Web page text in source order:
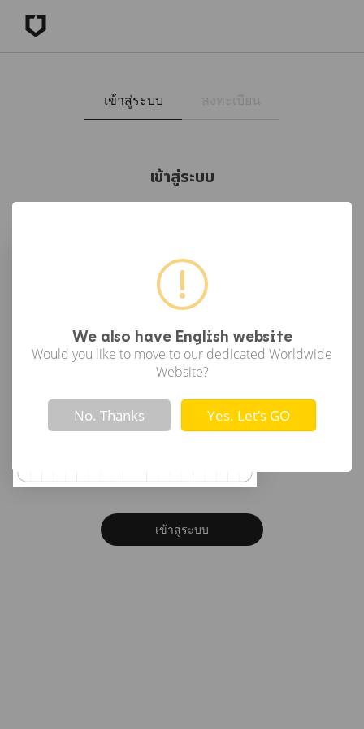
We also have English website
Would you like to move to our dedicated Worldwide
Website?
! Not valid!
No. Thanks Yes. Let’s GO
เข้าสู่ระบบ
เข้าสู่ระบบ
เข้าสู่ระบบด้วย Google
or
รหัสผ่าน